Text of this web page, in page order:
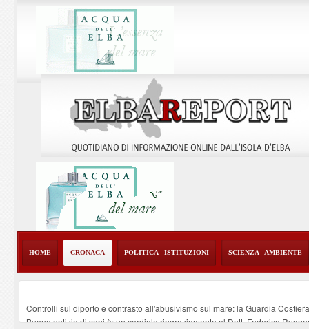
HOME CRONACA POLITICA - ISTITUZIONI SCIENZA - AMBIENTE
Controlli sul diporto e contrasto all'abusivismo sul mare: la Guardia
Buone notizie di sanità: un cordiale ringraziamento al Dott. Federico